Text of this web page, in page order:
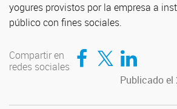
yogures provistos por la empresa a
público con fines sociales.
Compartir en
redes sociales
Compartir en Facebook
Compartir en Twitter
Compartir en
Publicado el